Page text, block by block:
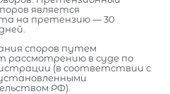
является
на претензию — 30
споров путем
рассмотрению в суде по
(в соответствии с
РФ).